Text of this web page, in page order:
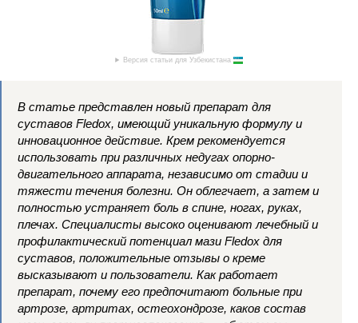
Версия статьи для Узбекистана
В статье представлен новый препарат для
суставов Fledox, имеющий уникальную формулу и
инновационное действие. Крем рекомендуется
использовать при различных недугах опорно-
двигательного аппарата, независимо от стадии и
тяжести течения болезни. Он облегчает, а затем и
полностью устраняет боль в спине, ногах, руках,
плечах. Специалисты высоко оценивают лечебный и
профилактический потенциал мази Fledox для
суставов, положительные отзывы о креме
высказывают и пользователи. Как работает
препарат, почему его предпочитают больные при
артрозе, артритах, остеохондрозе, каков состав